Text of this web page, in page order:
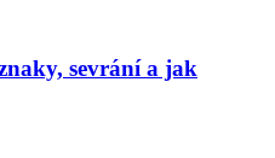
sevrání a jak